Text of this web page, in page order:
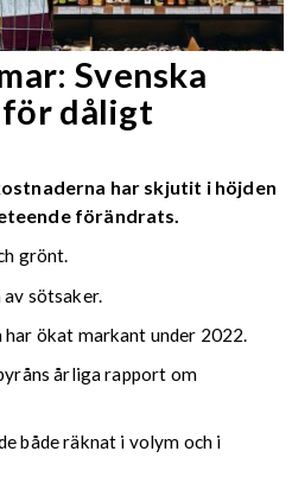
Svenska
dåligt
har skjutit i höjden
förändrats.
grönt.
sötsaker.
ökat markant under 2022.
årliga rapport om
både räknat i volym och i